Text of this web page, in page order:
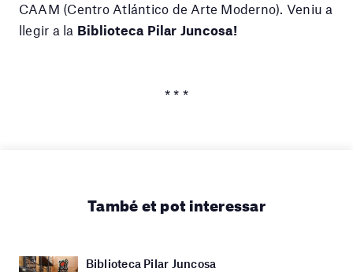
CAAM (Centro Atlántico de Arte Moderno). Veniu a
llegir a la Biblioteca Pilar Juncosa!
* * *
També et pot interessar
Biblioteca Pilar Juncosa